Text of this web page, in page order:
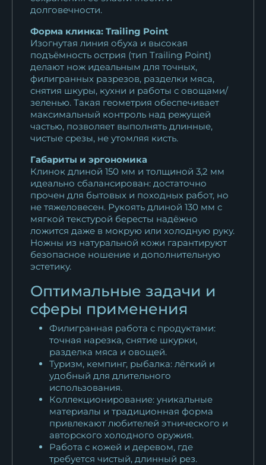
долговечности.
Форма клинка: Trailing Point
Изогнутая линия обуха и высокая
подъёмность острия (тип Trailing Point)
делают нож идеальным для точных,
филигранных разрезов, разделки мяса,
снятия шкуры, кухни и работы с овощами/
зеленью. Такая геометрия обеспечивает
максимальный контроль над режущей
частью, позволяет выполнять длинные,
чистые срезы, не утомляя кисть.
Габариты и эргономика
Клинок длиной 150 мм и толщиной 3,2 мм
идеально сбалансирован: достаточно
прочен для бытовых и походных работ, но
не тяжеловесен. Рукоять длиной 130 мм с
мягкой текстурой бересты надёжно
ложится даже в мокрую или холодную руку.
Ножны из натуральной кожи гарантируют
безопасное ношение и дополнительную
эстетику.
Оптимальные задачи и
сферы применения
Филигранная работа с продуктами:
точная нарезка, снятие шкурки,
разделка мяса и овощей.
Туризм, кемпинг, рыбалка: лёгкий и
удобный для длительного
использования.
Коллекционирование: уникальные
материалы и традиционная форма
привлекают любителей этнического и
авторского холодного оружия.
Работа с кожей и деревом, где
требуется чистый, длинный рез.